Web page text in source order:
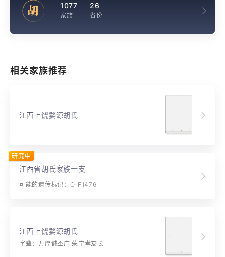
胡 1077
家族
26
省份
相关家族推荐
江西上饶婺源胡氏
江西省胡氏家族一支
可能的遗传标记：O-F1476
研究中
江西上饶婺源胡氏
字辈：万厚诚丕广 荣宁孝友长